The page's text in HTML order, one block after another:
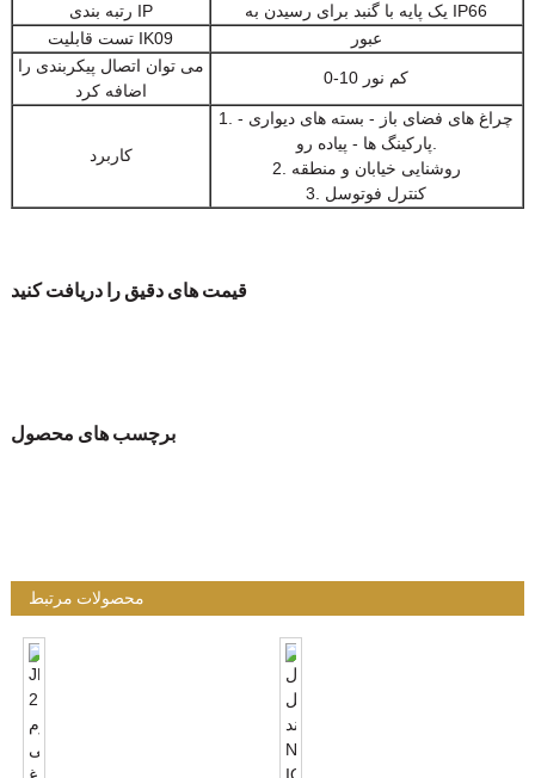
رتبه بندی IP
یک پایه با گنبد برای رسیدن به IP66
تست قابلیت IK09
عبور
می توان اتصال پیکربندی را
اضافه کرد
0-10 کم نور
کاربرد
1. چراغ های فضای باز - بسته های دیواری -
پارکینگ ها - پیاده رو.
2. روشنایی خیابان و منطقه
3. کنترل فوتوسل
قیمت های دقیق را دریافت کنید
برچسب های محصول
محصولات مرتبط